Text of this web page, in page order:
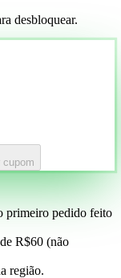
desbloquear.
cupom
primeiro pedido feito
R$60 (não
região.